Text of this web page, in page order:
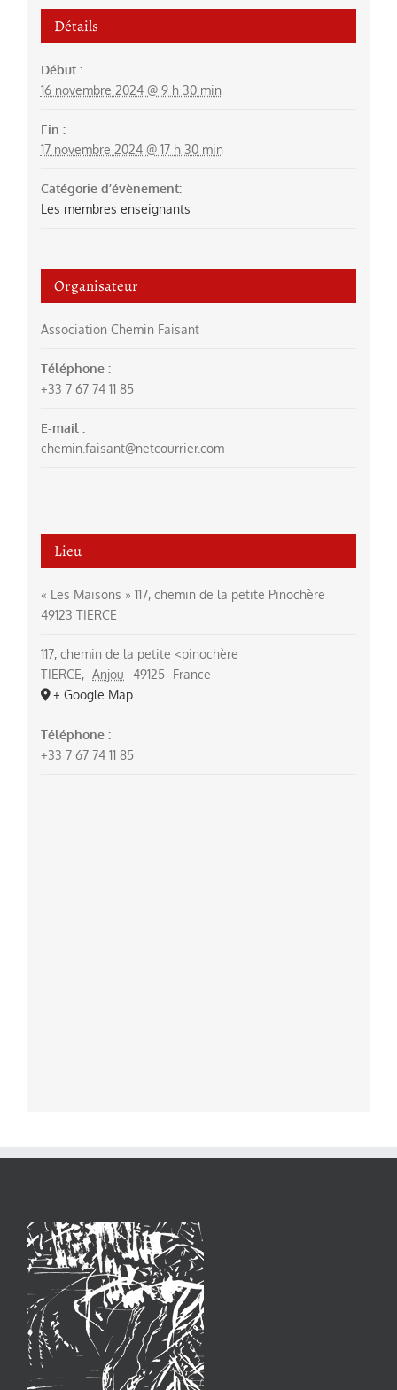
Détails
Début :
16 novembre 2024 @ 9 h 30 min
Fin :
17 novembre 2024 @ 17 h 30 min
Catégorie d’évènement:
Les membres enseignants
Organisateur
Association Chemin Faisant
Téléphone :
+33 7 67 74 11 85
E-mail :
chemin.faisant@netcourrier.com
Lieu
« Les Maisons » 117, chemin de la petite Pinochère
49123 TIERCE
117, chemin de la petite <pinochère
TIERCE, Anjou 49125
France
+ Google Map
Téléphone :
+33 7 67 74 11 85